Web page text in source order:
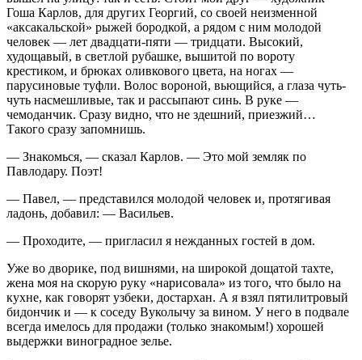
Гоша Карлов, для других Георгий, со своей неизменной
«аксакальской» рыжей бородкой, а рядом с ним молодой
человек — лет двадцати-пяти — тридцати. Высокий,
худощавый, в светлой рубашке, вышитой по вороту
крестиком, и брюках оливкового цвета, на ногах —
парусиновые туфли. Волос вороной, вьющийся, а глаза чуть-
чуть насмешливые, так и рассыпают синь. В руке —
чемоданчик. Сразу видно, что не здешний, приезжий…
Такого сразу запомнишь.
— Знакомься, — сказал Карлов. — Это мой земляк по
Павлодару. Поэт!
— Павел, — представился молодой человек и, протягивая
ладонь, добавил: — Васильев.
— Проходите, — пригласил я нежданных гостей в дом.
Уже во дворике, под вишнями, на широкой дощатой тахте,
жена моя на скорую руку «нарисовала» из того, что было на
кухне, как говорят узбеки, достархан. А я взял пятилитровый
бидончик и — к соседу Вуколычу за вином. У него в подвале
всегда имелось для продажи (только знакомым!) хорошей
выдержки виноградное зелье.